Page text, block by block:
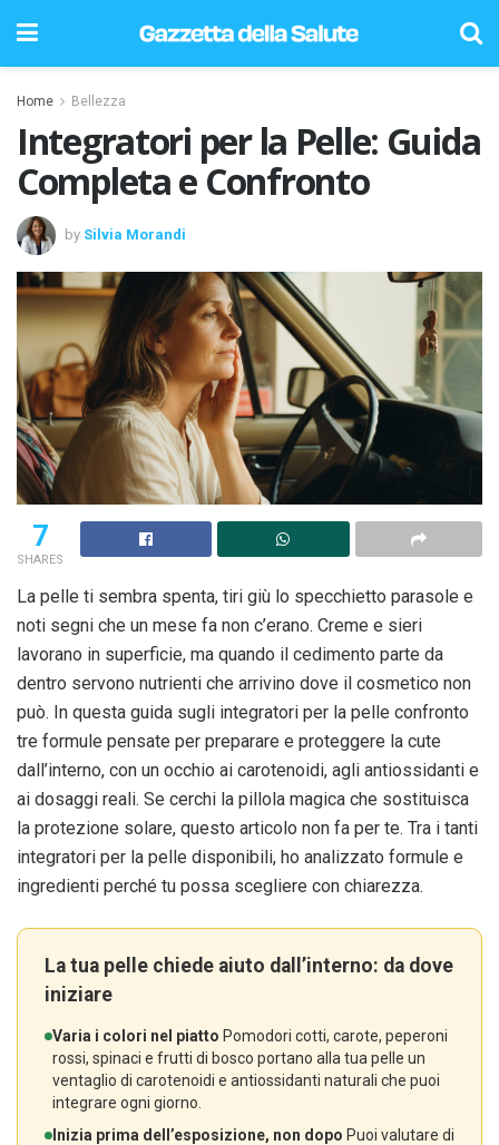
Home Bellezza
Integratori per la Pelle: Guida
Completa e Confronto
by Silvia Morandi
7
SHARES
La pelle ti sembra spenta, tiri giù lo specchietto parasole e
noti segni che un mese fa non c’erano. Creme e sieri
lavorano in superficie, ma quando il cedimento parte da
dentro servono nutrienti che arrivino dove il cosmetico non
può. In questa guida sugli integratori per la pelle confronto
tre formule pensate per preparare e proteggere la cute
dall’interno, con un occhio ai carotenoidi, agli antiossidanti e
ai dosaggi reali. Se cerchi la pillola magica che sostituisca
la protezione solare, questo articolo non fa per te. Tra i tanti
integratori per la pelle disponibili, ho analizzato formule e
ingredienti perché tu possa scegliere con chiarezza.
La tua pelle chiede aiuto dall’interno: da dove
iniziare
Varia i colori nel piatto Pomodori cotti, carote, peperoni
rossi, spinaci e frutti di bosco portano alla tua pelle un
ventaglio di carotenoidi e antiossidanti naturali che puoi
integrare ogni giorno.
Inizia prima dell’esposizione, non dopo Puoi valutare di